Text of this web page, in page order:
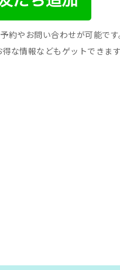
約やお問い合わせが可能です
な情報などもゲットできま